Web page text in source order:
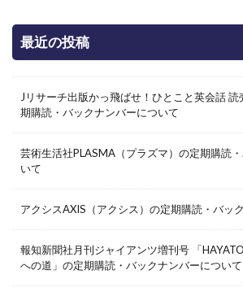
最近の投稿
Jリサーチ出版かっ飛ばせ！ひとこと英会話
期購読・バックナンバーについて
芸術生活社PLASMA（プラズマ）の定期購読
いて
アクシスAXIS（アクシス）の定期購読・バッ
報知新聞社月刊ジャイアンツ増刊号 「
への道」の定期購読・バックナンバーについて